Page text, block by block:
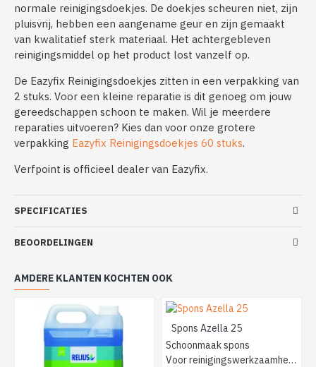
normale reinigingsdoekjes. De doekjes scheuren niet, zijn
pluisvrij, hebben een aangename geur en zijn gemaakt
van kwalitatief sterk materiaal. Het achtergebleven
reinigingsmiddel op het product lost vanzelf op.
De Eazyfix Reinigingsdoekjes zitten in een verpakking van
2 stuks. Voor een kleine reparatie is dit genoeg om jouw
gereedschappen schoon te maken. Wil je meerdere
reparaties uitvoeren? Kies dan voor onze grotere
verpakking Eazyfix Reinigingsdoekjes 60 stuks.
Verfpoint is officieel dealer van Eazyfix.
SPECIFICATIES
BEOORDELINGEN
AMDERE KLANTEN KOCHTEN OOK
Spons Azella 25
Schoonmaak spons
Voor reinigingswerkzaamheden